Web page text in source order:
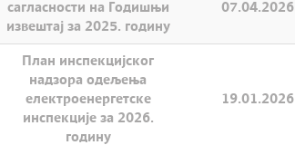
сагласности на Годишњи
извештај за 2025. годину
07.04.2026
План инспекцијског
надзора одељења
електроенергетске
инспекције за 2026.
годину
19.01.2026